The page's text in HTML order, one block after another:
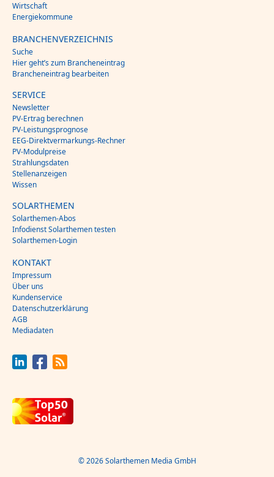
Wirtschaft
Energiekommune
BRANCHENVERZEICHNIS
Suche
Hier geht’s zum Brancheneintrag
Brancheneintrag bearbeiten
SERVICE
Newsletter
PV-Ertrag berechnen
PV-Leistungsprognose
EEG-Direktvermarkungs-Rechner
PV-Modulpreise
Strahlungsdaten
Stellenanzeigen
Wissen
SOLARTHEMEN
Solarthemen-Abos
Infodienst Solarthemen testen
Solarthemen-Login
KONTAKT
Impressum
Über uns
Kundenservice
Datenschutzerklärung
AGB
Mediadaten
© 2026 Solarthemen Media GmbH